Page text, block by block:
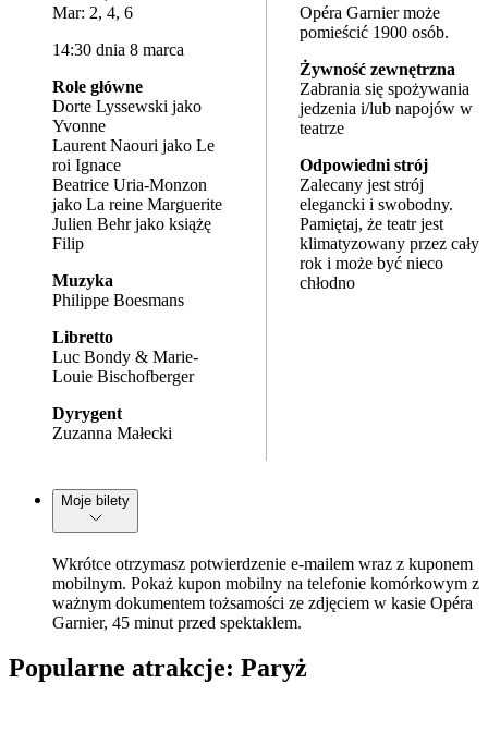
Mar: 2, 4, 6
14:30 dnia 8 marca
Role główne
Dorte Lyssewski jako
Yvonne
Laurent Naouri jako Le
roi Ignace
Beatrice Uria-Monzon
jako La reine Marguerite
Julien Behr jako książę
Filip
Muzyka
Philippe Boesmans
Libretto
Luc Bondy & Marie-
Louie Bischofberger
Dyrygent
Zuzanna Małecki
Opéra Garnier może
pomieścić 1900 osób.
Żywność zewnętrzna
Zabrania się spożywania
jedzenia i/lub napojów w
teatrze
Odpowiedni strój
Zalecany jest strój
elegancki i swobodny.
Pamiętaj, że teatr jest
klimatyzowany przez cały
rok i może być nieco
chłodno
Moje bilety
Wkrótce otrzymasz potwierdzenie e-mailem wraz z kuponem
mobilnym. Pokaż kupon mobilny na telefonie komórkowym z
ważnym dokumentem tożsamości ze zdjęciem w kasie Opéra
Garnier, 45 minut przed spektaklem.
Popularne atrakcje: Paryż